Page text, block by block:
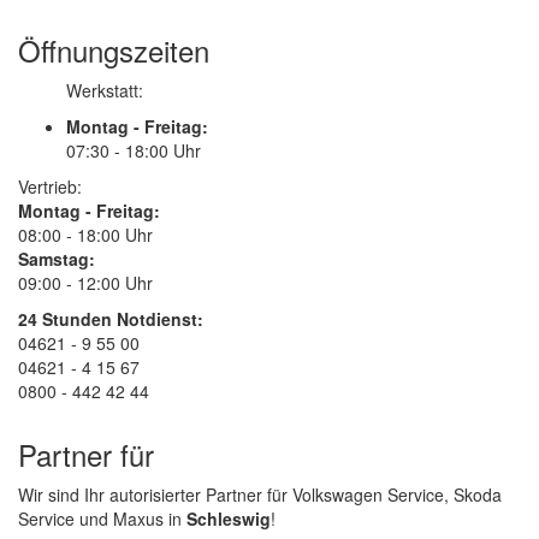
Öffnungszeiten
Werkstatt:
Montag - Freitag:
07:30 - 18:00 Uhr
Vertrieb:
Montag - Freitag:
08:00 - 18:00 Uhr
Samstag:
09:00 - 12:00 Uhr
24 Stunden Notdienst:
04621 - 9 55 00
04621 - 4 15 67
0800 - 442 42 44
Partner für
Wir sind Ihr autorisierter Partner für Volkswagen Service, Skoda
Service und Maxus in Schleswig!